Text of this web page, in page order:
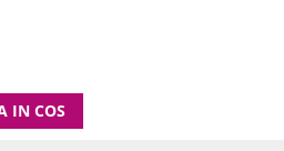
IN COS